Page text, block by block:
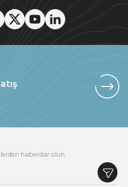
haberdar olun.